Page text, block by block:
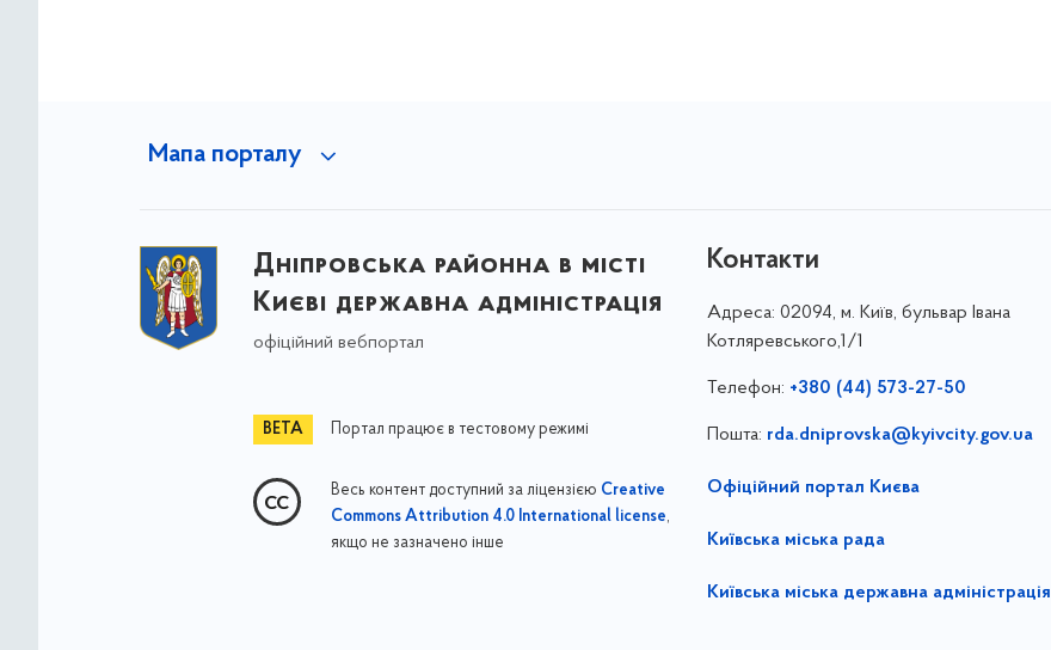
Мапа порталу
Дніпровська районна в місті
Києві державна адміністрація
офіційний вебпортал
Портал працює в тестовому режимі
Весь контент доступний за ліцензією Creative
Commons Attribution 4.0 International license,
якщо не зазначено інше
Контакти
Адреса: 02094, м. Київ, бульвар Івана
Котляревського,1/1
Телефон: +380 (44) 573-27-50
Пошта: rda.dniprovska@kyivcity.gov.ua
Офіційний портал Києва
Київська міська рада
Київська міська державна адміністрація